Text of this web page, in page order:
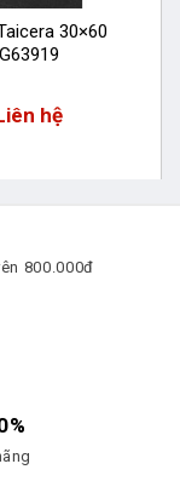
30×60
G63919
hệ
800.000đ